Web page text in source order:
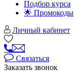
Подбор курса
🌟 Промокоды
Личный кабинет
Связаться
Заказать звонок